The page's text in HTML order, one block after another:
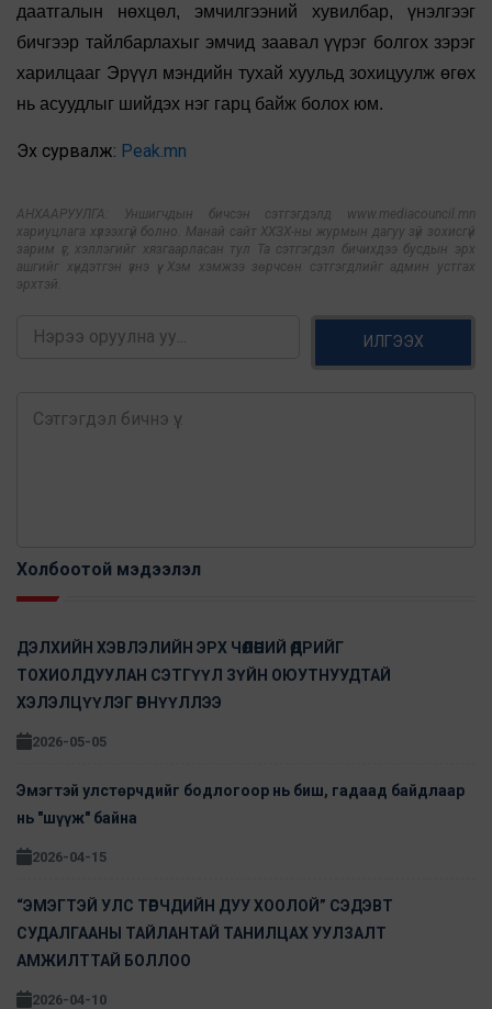
даатгалын нөхцөл, эмчилгээний хувилбар, үнэлгээг
бичгээр тайлбарлахыг эмчид заавал үүрэг болгох зэрэг
харилцааг Эрүүл мэндийн тухай хуульд зохицуулж өгөх
нь асуудлыг шийдэх нэг гарц байж болох юм.
Эх сурвалж: Peak.mn
АНХААРУУЛГА: Уншигчдын бичсэн сэтгэгдэлд www.mediacouncil.mn
хариуцлага хүлээхгүй болно. Манай сайт ХХЗХ-ны журмын дагуу зүй зохисгүй
зарим үг, хэллэгийг хязгаарласан тул Та сэтгэгдэл бичихдээ бусдын эрх
ашгийг хүндэтгэн үзнэ үү. Хэм хэмжээ зөрчсөн сэтгэгдлийг админ устгах
эрхтэй.
ИЛГЭЭХ
Холбоотой мэдээлэл
ДЭЛХИЙН ХЭВЛЭЛИЙН ЭРХ ЧӨЛӨӨНИЙ ӨДРИЙГ
ТОХИОЛДУУЛАН СЭТГҮҮЛ ЗҮЙН ОЮУТНУУДТАЙ
ХЭЛЭЛЦҮҮЛЭГ ӨРНҮҮЛЛЭЭ
2026-05-05
Эмэгтэй улстөрчдийг бодлогоор нь биш, гадаад байдлаар
нь "шүүж" байна
2026-04-15
“ЭМЭГТЭЙ УЛС ТӨРЧДИЙН ДУУ ХООЛОЙ” СЭДЭВТ
СУДАЛГААНЫ ТАЙЛАНТАЙ ТАНИЛЦАХ УУЛЗАЛТ
АМЖИЛТТАЙ БОЛЛОО
2026-04-10